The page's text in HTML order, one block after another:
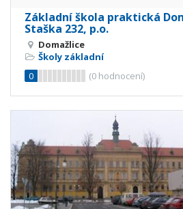
Základní škola praktická
Staška 232, p.o.
Domažlice
Školy základní
0
(0 hodnocení)